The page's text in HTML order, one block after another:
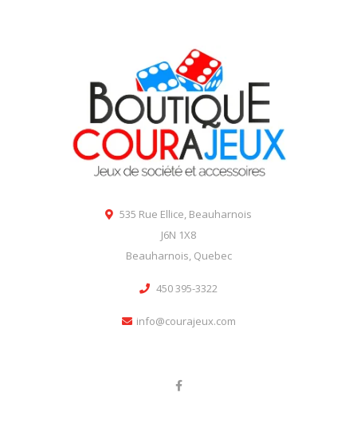
535 Rue Ellice, Beauharnois
J6N 1X8
Beauharnois, Quebec
450 395-3322
info@courajeux.com